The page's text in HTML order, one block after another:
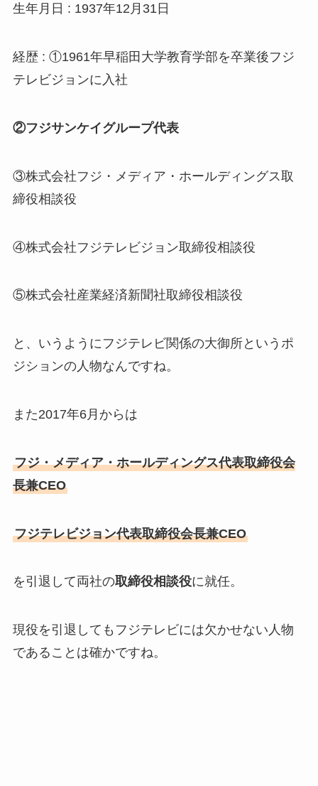
生年月日 : 1937年12月31日
経歴 : ①1961年早稲田大学教育学部を卒業後フジ
テレビジョンに入社
②フジサンケイグループ代表
③株式会社フジ・メディア・ホールディングス取
締役相談役
④株式会社フジテレビジョン取締役相談役
⑤株式会社産業経済新聞社取締役相談役
と、いうようにフジテレビ関係の大御所というポ
ジションの人物なんですね。
また2017年6月からは
フジ・メディア・ホールディングス代表取締役会
長兼CEO
フジテレビジョン代表取締役会長兼CEO
を引退して両社の取締役相談役に就任。
現役を引退してもフジテレビには欠かせない人物
であることは確かですね。